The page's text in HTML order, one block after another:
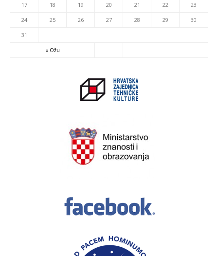
« Ožu
17 18 19 20 21 22 23
24 25 26 27 28 29 30
31